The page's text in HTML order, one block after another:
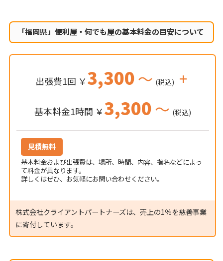
「福岡県」便利屋・何でも屋の基本料金の目安について
出張費1回 ￥3,300～ (税込) +
基本料金1時間 ￥3,300～ (税込)
見積無料
基本料金および出張費は、場所、時間、内容、指名などによっ
て料金が異なります。
詳しくはぜひ、お気軽にお問い合わせください。
株式会社クライアントパートナーズは、売上の1％を慈善事業
に寄付しています。